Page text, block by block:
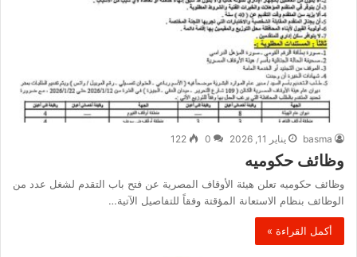
basma يناير 11, 2026 0
122
وظائف حكوميه
وظائف حكوميه تعلن هيئة الأوقاف المصرية عن فتح باب التقدم لشغل عدد من
الوظائف بنظام الاستعانة المؤقتة وفقاً للتفاصيل الآتية…
أكمل القراءة »